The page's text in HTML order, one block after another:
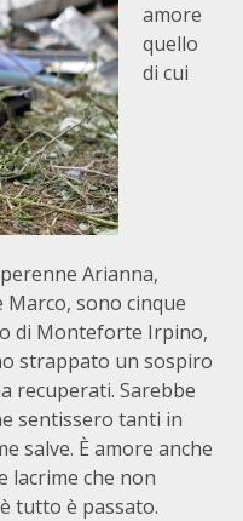
amore
quello
di cui
Arianna,
Marco, sono cinque
di Monteforte Irpino,
strappato un sospiro
recuperati. Sarebbe
sentissero tanti in
salve. È amore anche
lacrime che non
tutto è passato.